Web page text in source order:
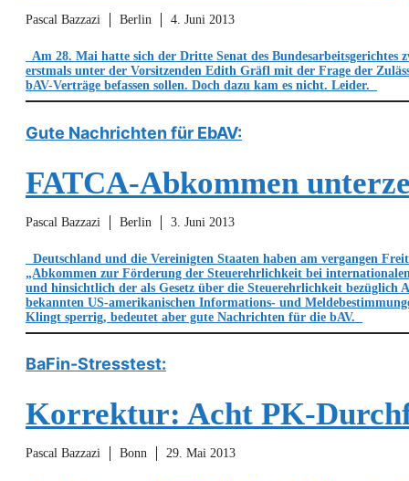
Pascal Bazzazi Berlin 4. Juni 2013
Am 28. Mai hatte sich der Dritte Senat des Bundesarbeitsgerichtes
erstmals unter der Vorsitzenden Edith Gräfl mit der Frage der
bAV-Verträge befassen sollen. Doch dazu kam es nicht. Leider.
Gute Nachrichten für EbAV:
FATCA-Abkommen
Pascal Bazzazi Berlin 3. Juni 2013
Deutschland und die Vereinigten Staaten haben am vergangen
„Abkommen zur Förderung der Steuerehrlichkeit bei
und hinsichtlich der als Gesetz über die Steuerehrlichkeit bezüglich
bekannten US-amerikanischen Informations- und
Klingt sperrig, bedeutet aber gute Nachrichten für die bAV.
BaFin-Stresstest:
Korrektur: Acht PK-
Pascal Bazzazi Bonn 29. Mai 2013